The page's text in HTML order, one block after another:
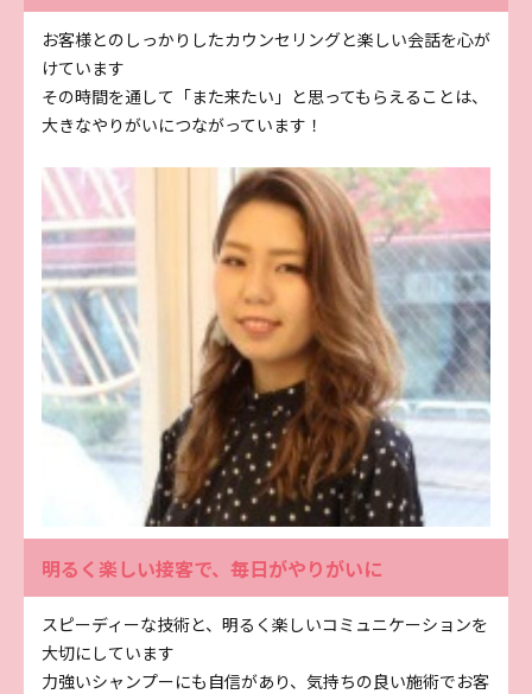
お客様とのしっかりしたカウンセリングと楽しい会話を心が
けています
その時間を通して「また来たい」と思ってもらえることは、
大きなやりがいにつながっています！
明るく楽しい接客で、毎日がやりがいに
スピーディーな技術と、明るく楽しいコミュニケーションを
大切にしています
力強いシャンプーにも自信があり、気持ちの良い施術でお客